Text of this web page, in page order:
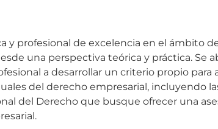
profesional de excelencia en el ámbito
una perspectiva teórica y práctica. Se
a desarrollar un criterio propio para
del derecho empresarial, incluyendo
del Derecho que busque ofrecer una